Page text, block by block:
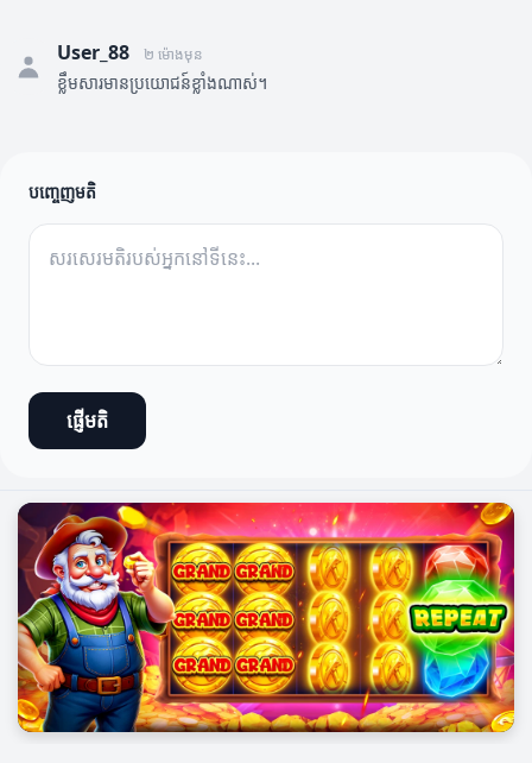
User_88 ២ ម៉ោងមុន
ខ្លឹមសារមានប្រយោជន៍ខ្លាំងណាស់។
បញ្ចេញមតិ
ផ្ញើមតិ